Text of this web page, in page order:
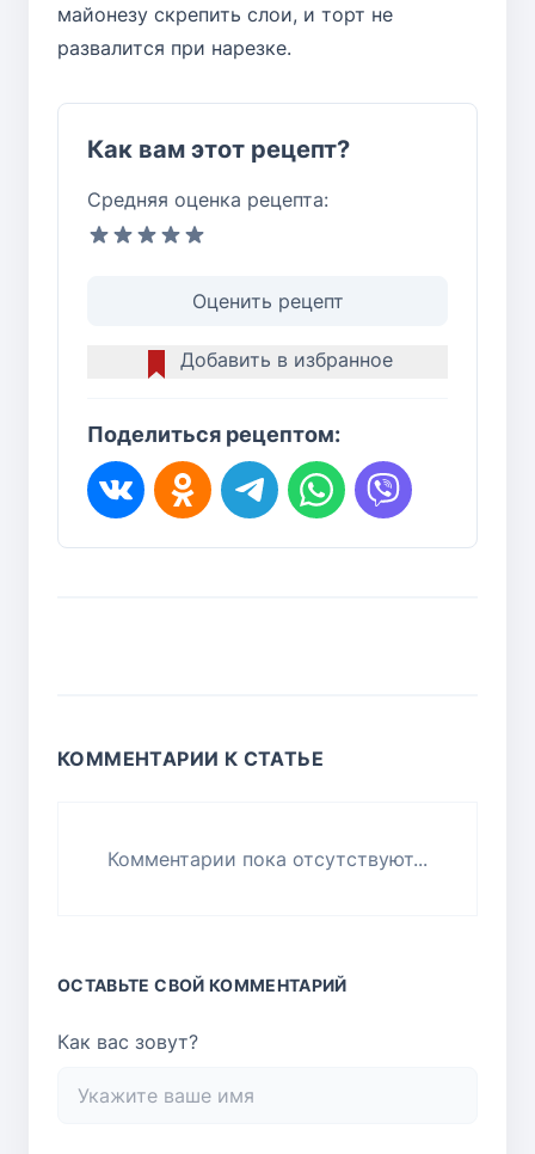
майонезу скрепить слои, и торт не
развалится при нарезке.
Как вам этот рецепт?
Средняя оценка рецепта:
Оценить рецепт
Добавить в избранное
Поделиться рецептом:
КОММЕНТАРИИ К СТАТЬЕ
Комментарии пока отсутствуют...
ОСТАВЬТЕ СВОЙ КОММЕНТАРИЙ
Как вас зовут?